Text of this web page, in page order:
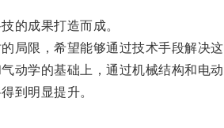
的成果打造而成。
限，希望能够通过技术手段解决这
学的基础上，通过机械结构和电动
到明显提升。